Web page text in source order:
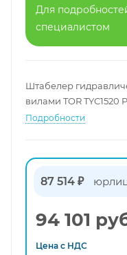
Для
специалистом
Штабелер
вилами TOR TYC1520
Подробности
87 514 ₽
94 101
Цена с НДС